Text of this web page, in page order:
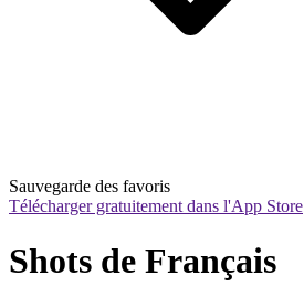
Sauvegarde des favoris
Télécharger gratuitement dans l'App Store
Shots de Français